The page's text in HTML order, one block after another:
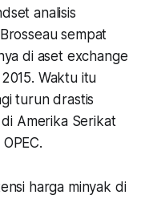
analisis
sempat
di aset exchange
Waktu itu
turun drastis
Amerika Serikat
harga minyak di